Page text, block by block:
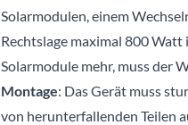
Solarmodulen, einem
Rechtslage maximal 800
Solarmodule mehr, muss der
Montage: Das Gerät muss
von herunterfallenden Teilen